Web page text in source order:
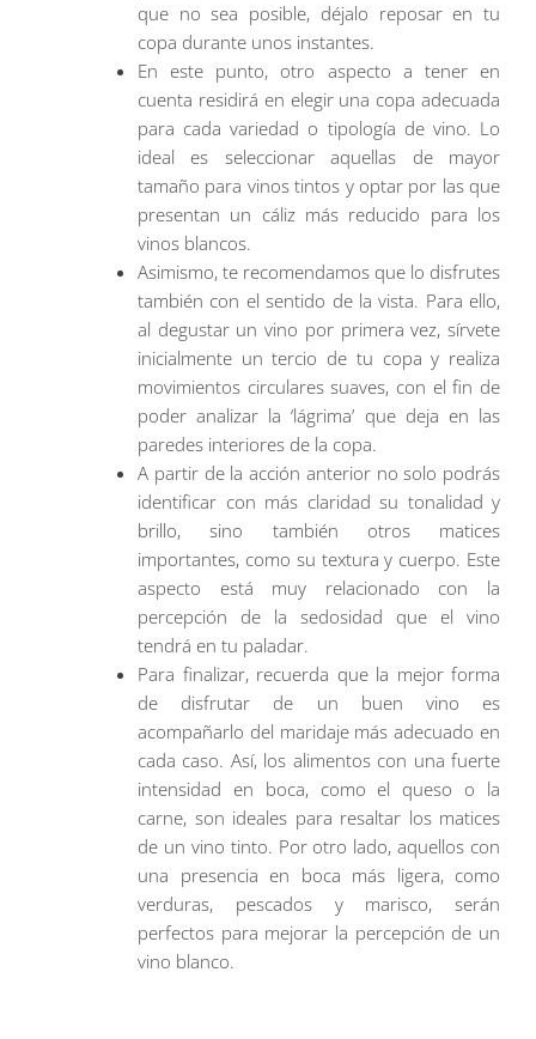
que no sea posible, déjalo reposar en tu
copa durante unos instantes.
En este punto, otro aspecto a tener en
cuenta residirá en elegir una copa adecuada
para cada variedad o tipología de vino. Lo
ideal es seleccionar aquellas de mayor
tamaño para vinos tintos y optar por las que
presentan un cáliz más reducido para los
vinos blancos.
Asimismo, te recomendamos que lo disfrutes
también con el sentido de la vista. Para ello,
al degustar un vino por primera vez, sírvete
inicialmente un tercio de tu copa y realiza
movimientos circulares suaves, con el fin de
poder analizar la ‘lágrima’ que deja en las
paredes interiores de la copa.
A partir de la acción anterior no solo podrás
identificar con más claridad su tonalidad y
brillo, sino también otros matices
importantes, como su textura y cuerpo. Este
aspecto está muy relacionado con la
percepción de la sedosidad que el vino
tendrá en tu paladar.
Para finalizar, recuerda que la mejor forma
de disfrutar de un buen vino es
acompañarlo del maridaje más adecuado en
cada caso. Así, los alimentos con una fuerte
intensidad en boca, como el queso o la
carne, son ideales para resaltar los matices
de un vino tinto. Por otro lado, aquellos con
una presencia en boca más ligera, como
verduras, pescados y marisco, serán
perfectos para mejorar la percepción de un
vino blanco.